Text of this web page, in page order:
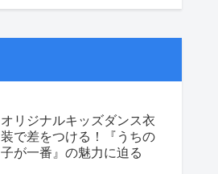
オリジナルキッズダンス衣
装で差をつける！『うちの
子が一番』の魅力に迫る